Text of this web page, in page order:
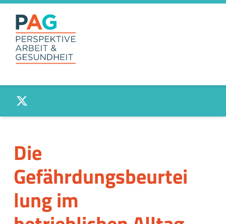
PAG –
GESUNDHEIT
Twitter
Die
Gefährdungsbeurtei
lung im